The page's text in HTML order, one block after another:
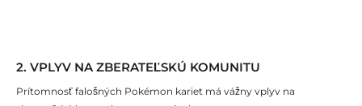
2. VPLYV NA ZBERATEĽSKÚ KOMUNITU
Prítomnosť falošných Pokémon kariet má vážny vplyv na